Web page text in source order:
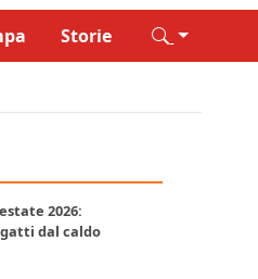
Storie
2026:
dal caldo